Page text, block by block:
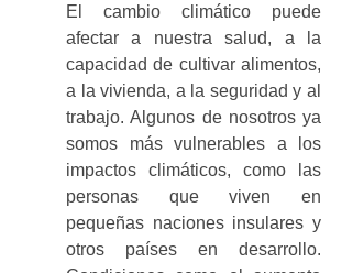
El cambio climático puede
afectar a nuestra salud, a la
capacidad de cultivar alimentos,
a la vivienda, a la seguridad y al
trabajo. Algunos de nosotros ya
somos más vulnerables a los
impactos climáticos, como las
personas que viven en
pequeñas naciones insulares y
otros países en desarrollo.